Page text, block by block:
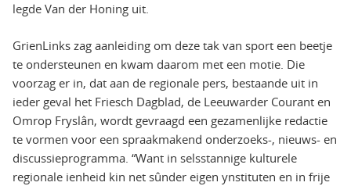
legde Van der Honing uit.
GrienLinks zag aanleiding om deze tak van sport een beetje
te ondersteunen en kwam daarom met een motie. Die
voorzag er in, dat aan de regionale pers, bestaande uit in
ieder geval het Friesch Dagblad, de Leeuwarder Courant en
Omrop Fryslân, wordt gevraagd een gezamenlijke redactie
te vormen voor een spraakmakend onderzoeks-, nieuws- en
discussieprogramma. “Want in selsstannige kulturele
regionale ienheid kin net sûnder eigen ynstituten en in frije